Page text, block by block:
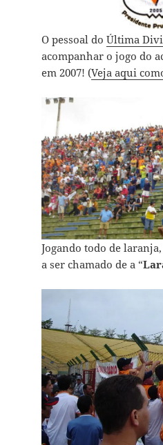
O pessoal do Última
acompanhar o jogo do
em 2007! (Veja aqui
Jogando todo de
a ser chamado de a “